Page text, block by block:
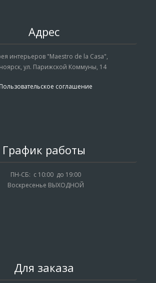
Адрес
интерьеров "Maestro de la Casa",
ул. Парижской Коммуны, 14
Пользовательское соглашение
График работы
ПН-СБ: с 10:00 до 19:00
Воскресенье ВЫХОДНОЙ
Для заказа